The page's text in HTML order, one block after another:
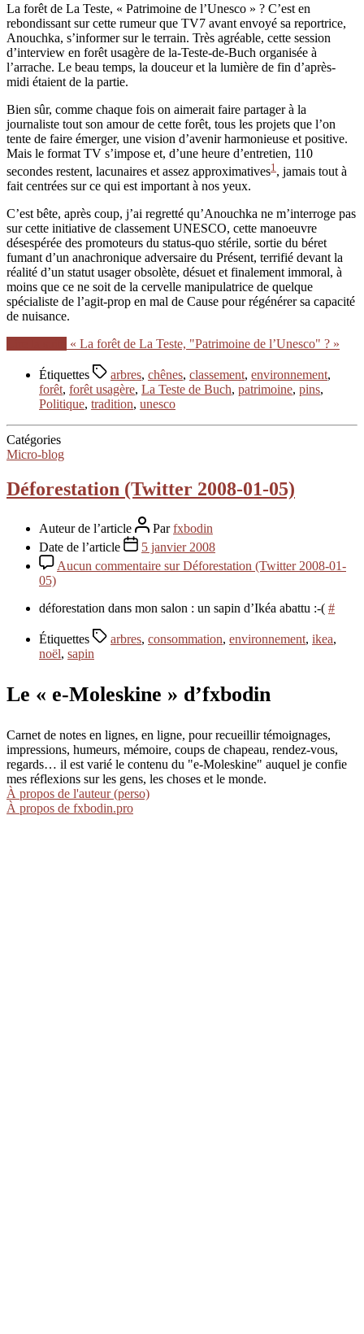
La forêt de La Teste, « Patrimoine de l’Unesco » ? C’est en
rebondissant sur cette rumeur que TV7 avant envoyé sa reportrice,
Anouchka, s’informer sur le terrain. Très agréable, cette session
d’interview en forêt usagère de la-Teste-de-Buch organisée à
l’arrache. Le beau temps, la douceur et la lumière de fin d’après-
midi étaient de la partie.
Bien sûr, comme chaque fois on aimerait faire partager à la
journaliste tout son amour de cette forêt, tous les projets que l’on
tente de faire émerger, une vision d’avenir harmonieuse et positive.
Mais le format TV s’impose et, d’une heure d’entretien, 110
secondes restent, lacunaires et assez approximatives1 , jamais tout à
fait centrées sur ce qui est important à nos yeux.
C’est bête, après coup, j’ai regretté qu’Anouchka ne m’interroge pas
sur cette initiative de classement UNESCO, cette manoeuvre
désespérée des promoteurs du status-quo stérile, sortie du béret
fumant d’un anachronique adversaire du Présent, terrifié devant la
réalité d’un statut usager obsolète, désuet et finalement immoral, à
moins que ce ne soit de la cervelle manipulatrice de quelque
spécialiste de l’agit-prop en mal de Cause pour régénérer sa capacité
de nuisance.
« La forêt de La Teste, "Patrimoine de l’Unesco" ? »
Étiquettes arbres, chênes, classement, environnement,
forêt, forêt usagère, La Teste de Buch, patrimoine, pins,
Politique, tradition, unesco
Catégories
Micro-blog
Déforestation (Twitter 2008-01-05)
Auteur de l’article Parfxbodin
Date de l’article
5 janvier 2008
Aucun commentaire sur Déforestation (Twitter 2008-01-
05)
déforestation dans mon salon : un sapin d’Ikéa abattu :-( #
Étiquettes arbres, consommation, environnement, ikea,
noël, sapin
Le « e-Moleskine » d’fxbodin
Carnet de notes en lignes, en ligne, pour recueillir témoignages,
impressions, humeurs, mémoire, coups de chapeau, rendez-vous,
regards… il est varié le contenu du "e-Moleskine" auquel je confie
mes réflexions sur les gens, les choses et le monde.
À propos de l'auteur (perso)
À propos de fxbodin.pro